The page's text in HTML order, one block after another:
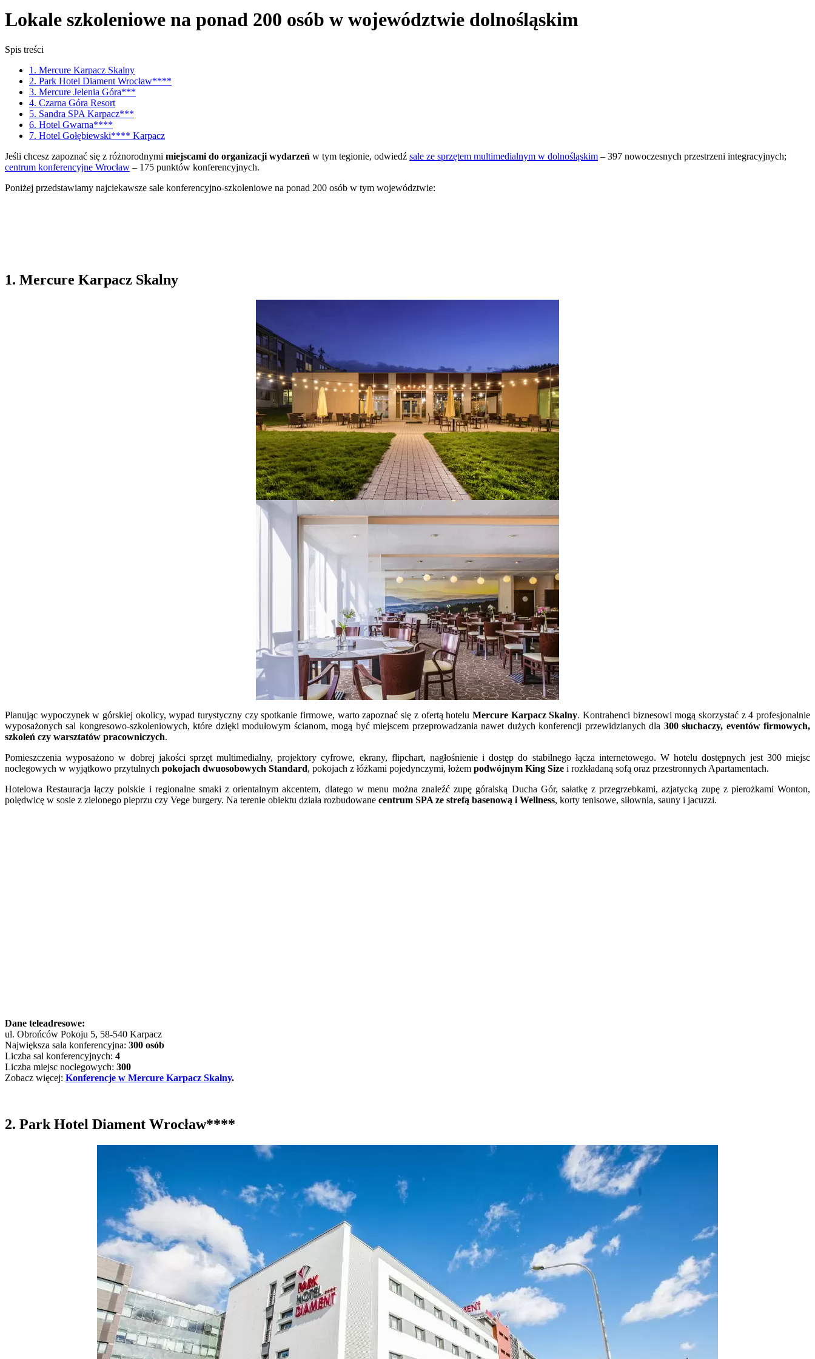
Lokale szkoleniowe na ponad 200 osób w województwie dolnośląskim
Spis treści
1. Mercure Karpacz Skalny
2. Park Hotel Diament Wrocław****
3. Mercure Jelenia Góra***
4. Czarna Góra Resort
5. Sandra SPA Karpacz***
6. Hotel Gwarna****
7. Hotel Gołębiewski**** Karpacz
Jeśli chcesz zapoznać się z różnorodnymi miejscami do organizacji wydarzeń w tym tegionie, odwiedź sale ze sprzętem multimedialnym w dolnośląskim – 397 nowoczesnych przestrzeni integracyjnych;
centrum konferencyjne Wrocław – 175 punktów konferencyjnych.
Poniżej przedstawiamy najciekawsze sale konferencyjno-szkoleniowe na ponad 200 osób w tym województwie:
1. Mercure Karpacz Skalny
Planując wypoczynek w górskiej okolicy, wypad turystyczny czy spotkanie firmowe, warto zapoznać się z ofertą hotelu Mercure Karpacz Skalny. Kontrahenci biznesowi mogą skorzystać z 4 profesjonalnie
wyposażonych sal kongresowo-szkoleniowych, które dzięki modułowym ścianom, mogą być miejscem przeprowadzania nawet dużych konferencji przewidzianych dla 300 słuchaczy, eventów firmowych,
szkoleń czy warsztatów pracowniczych.
Pomieszczenia wyposażono w dobrej jakości sprzęt multimedialny, projektory cyfrowe, ekrany, flipchart, nagłośnienie i dostęp do stabilnego łącza internetowego. W hotelu dostępnych jest 300 miejsc
noclegowych w wyjątkowo przytulnych pokojach dwuosobowych Standard, pokojach z łóżkami pojedynczymi, łożem podwójnym King Size i rozkładaną sofą oraz przestronnych Apartamentach.
Hotelowa Restauracja łączy polskie i regionalne smaki z orientalnym akcentem, dlatego w menu można znaleźć zupę góralską Ducha Gór, sałatkę z przegrzebkami, azjatycką zupę z pierożkami Wonton,
polędwicę w sosie z zielonego pieprzu czy Vege burgery. Na terenie obiektu działa rozbudowane centrum SPA ze strefą basenową i Wellness, korty tenisowe, siłownia, sauny i jacuzzi.
Dane teleadresowe:
ul. Obrońców Pokoju 5, 58-540 Karpacz
Największa sala konferencyjna: 300 osób
Liczba sal konferencyjnych: 4
Liczba miejsc noclegowych: 300
Zobacz więcej: Konferencje w Mercure Karpacz Skalny.
2. Park Hotel Diament Wrocław****